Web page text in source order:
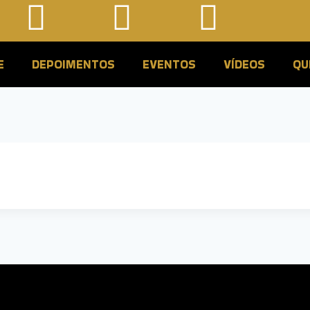
DEPOIMENTOS EVENTOS VÍDEOS